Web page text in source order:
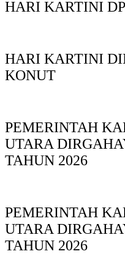
HARI KARTINI
HARI KARTINI
KONUT
PEMERINTAH
UTARA
TAHUN 2026
PEMERINTAH
UTARA
TAHUN 2026